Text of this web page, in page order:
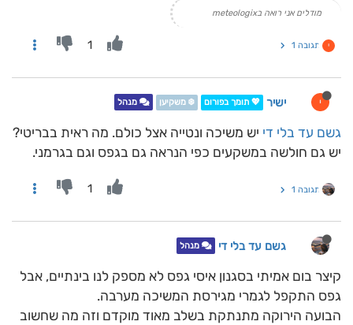
מודלים אני רואה בmeteologix
י תגובה 1 1
י ישיר 💖 תומך בפורום ❄️ משקיען מנהל
גשם עד בלי די יש משיכה ונטייה אצל כולם. מה ראית בבריטי?
יש גם חולשה במשקעים כפי הנראה גם בגפס וגם בגרמני.
תגובה 1 1
גשם עד בלי די מנהל
קיצר בום אמיתי בסגנון איסי גפס לא מספק לנו בינתיים, אבל
גפס התקפל לגמרי מגירסת המשיכה מערבה.
הבועה הירוקה מתנתקת בשלב מאוד מוקדם וזה מה שחשוב